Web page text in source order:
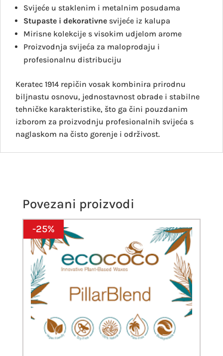
Svijeće u staklenim i metalnim posudama
Stupaste i dekorativne svijeće iz kalupa
Mirisne kolekcije s visokim udjelom arome
Proizvodnja svijeća za maloprodaju i
profesionalnu distribuciju
Keratec 1914 repičin vosak kombinira prirodnu
biljnastu osnovu, jednostavnost obrade i stabilne
tehničke karakteristike, što ga čini pouzdanim
izborom za proizvodnju profesionalnih svijeća s
naglaskom na čisto gorenje i održivost.
Povezani proizvodi
-25%